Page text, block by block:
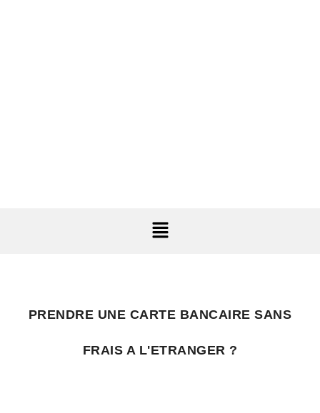
PRENDRE UNE CARTE BANCAIRE SANS
FRAIS A L'ETRANGER ?